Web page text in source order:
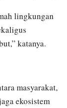
lingkungan
katanya.
masyarakat,
ekosistem